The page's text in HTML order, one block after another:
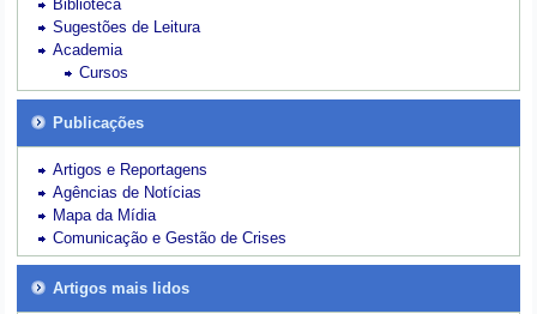
Biblioteca
Sugestões de Leitura
Academia
Cursos
Publicações
Artigos e Reportagens
Agências de Notícias
Mapa da Mídia
Comunicação e Gestão de Crises
Artigos mais lidos